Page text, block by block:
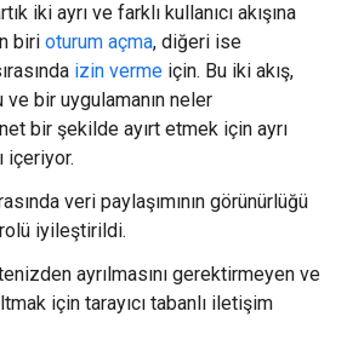
iki ayrı ve farklı kullanıcı akışına
biri oturum açma, diğeri ise
izin verme için. Bu iki akış,
bir uygulamanın neler
bir şekilde ayırt etmek için ayrı
içeriyor.
veri paylaşımının görünürlüğü
iyileştirildi.
ayrılmasını gerektirmeyen ve
için tarayıcı tabanlı iletişim